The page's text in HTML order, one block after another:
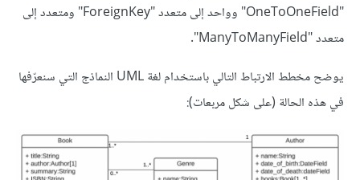
"OneToOneField" وواحد إلى متعدد "ForeignKey" ومتعدد إلى
متعدد "ManyToManyField".
يوضح مخطط الارتباط التالي باستخدام لغة UML النماذج التي سنعرّفها
في هذه الحالة (على شكل مربعات):